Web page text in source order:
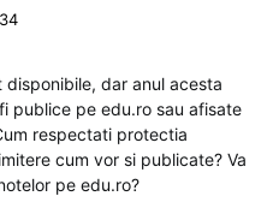
dar anul acesta
publice pe edu.ro sau afisate
respectati protectia
cum vor si publicate? Va
pe edu.ro?